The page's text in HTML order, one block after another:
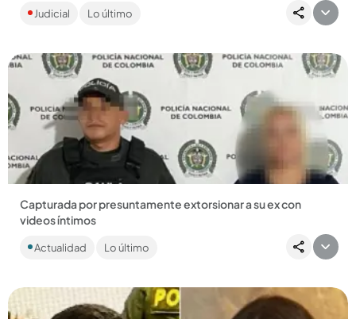
discusión y también habría embestido a una pareja que
Judicial Lo último
Compartir Noticia
Capturada por presuntamente extorsionar a su ex con
videos íntimos
que le exigiera una gran suma de dinero a su expareja, un
Actualidad Lo último